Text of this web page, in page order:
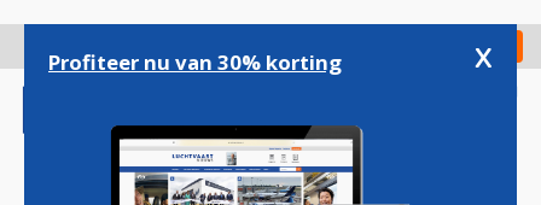
gaan
Check in
Profiteer nu van 30% korting x